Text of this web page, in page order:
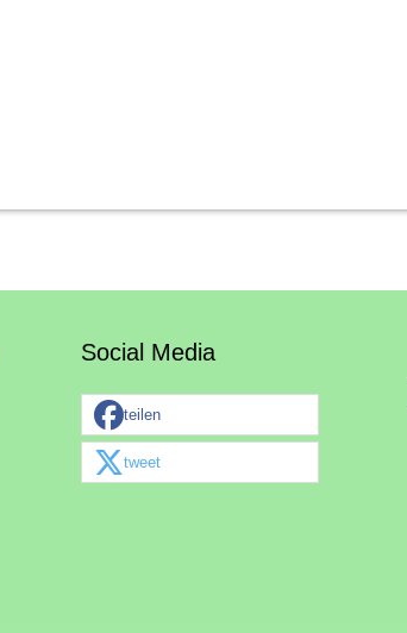
Social Media
teilen
tweet